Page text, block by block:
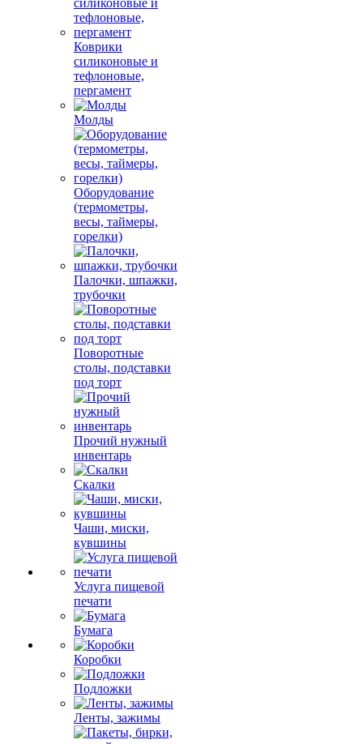
Коврики
силиконовые и
тефлоновые,
пергамент
Молды
Оборудование
(термометры,
весы, таймеры,
горелки)
Палочки, шпажки,
трубочки
Поворотные
столы, подставки
под торт
Прочий нужный
инвентарь
Скалки
Чаши, миски,
кувшины
Услуга пищевой
печати
Бумага
Коробки
Подложки
Ленты, зажимы